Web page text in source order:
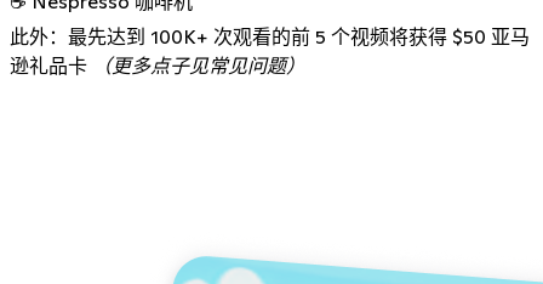
此外：最先达到 100K+ 次观看的前 5 个视频将获得 $50 亚马
逊礼品卡
（更多点子见常见问题）